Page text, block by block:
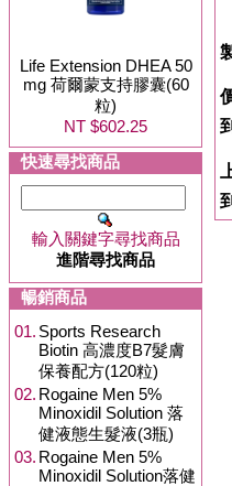
Life Extension DHEA 50
mg 荷爾蒙支持膠囊(60
粒)
NT $602.25
快速尋找商品
輸入關鍵字尋找商品
進階尋找商品
暢銷商品
01. Sports Research
Biotin 高濃度B7髮膚
保養配方(120粒)
02. Rogaine Men 5%
Minoxidil Solution 落
健液態生髮液(3瓶)
03. Rogaine Men 5%
Minoxidil Solution落健